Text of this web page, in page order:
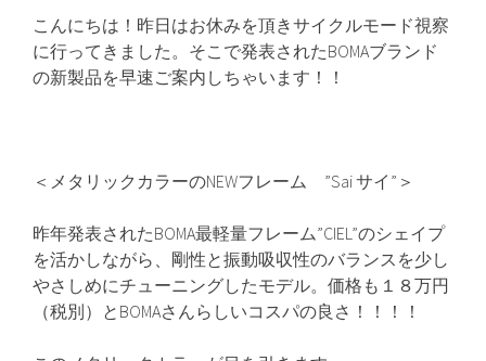
こんにちは！昨日はお休みを頂きサイクルモード視察
に行ってきました。そこで発表されたBOMAブランド
の新製品を早速ご案内しちゃいます！！
＜メタリックカラーのNEWフレーム ”Sai サイ”＞
昨年発表されたBOMA最軽量フレーム”CIEL”のシェイプ
を活かしながら、剛性と振動吸収性のバランスを少し
やさしめにチューニングしたモデル。価格も１８万円
（税別）とBOMAさんらしいコスパの良さ！！！！